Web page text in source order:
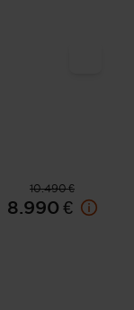
10.490 €
8.990 €